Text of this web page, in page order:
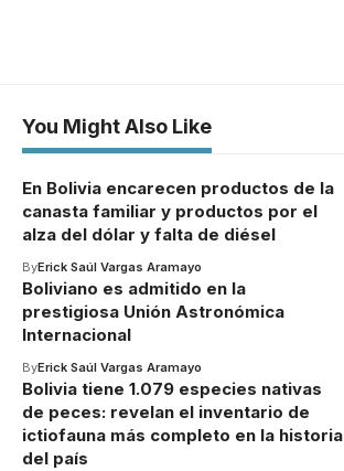
You Might Also Like
En Bolivia encarecen productos de la
canasta familiar y productos por el
alza del dólar y falta de diésel
ByErick Saúl Vargas Aramayo
Boliviano es admitido en la
prestigiosa Unión Astronómica
Internacional
ByErick Saúl Vargas Aramayo
Bolivia tiene 1.079 especies nativas
de peces: revelan el inventario de
ictiofauna más completo en la historia
del país